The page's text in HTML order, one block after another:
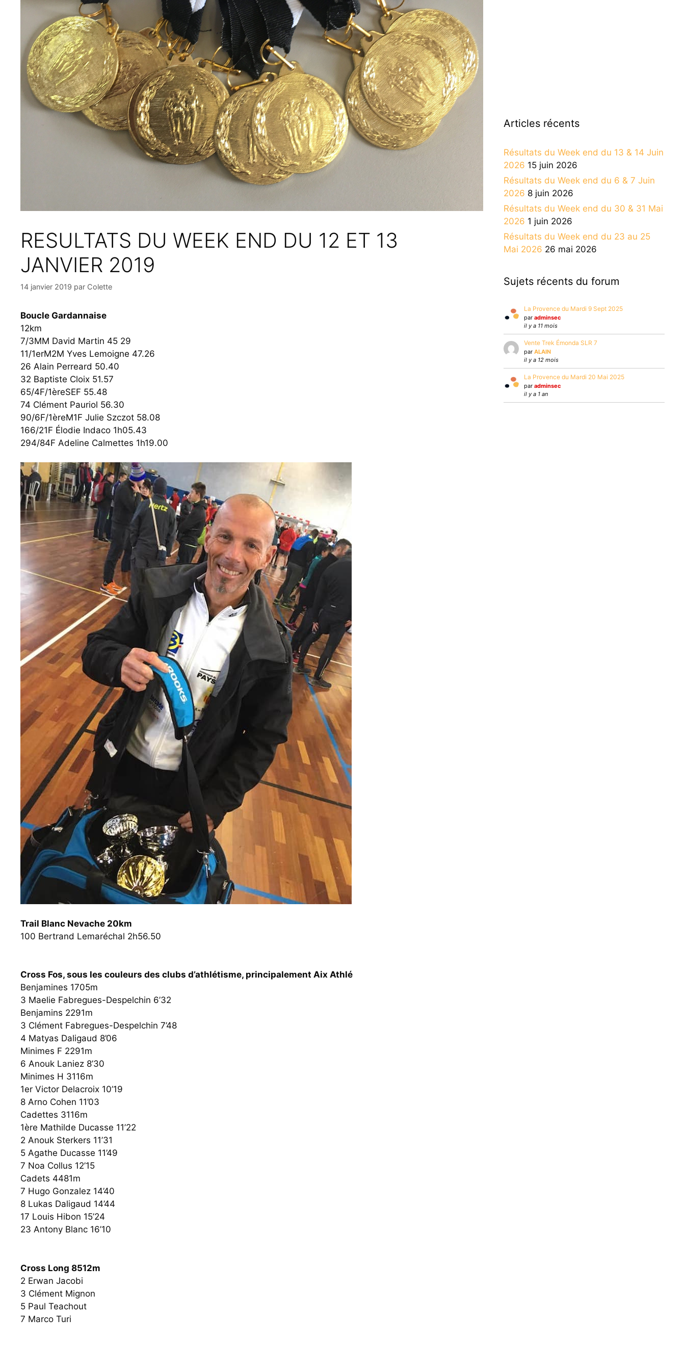
RESULTATS DU WEEK END DU 12 ET 13
JANVIER 2019
14 janvier 2019 par Colette
Boucle Gardannaise
12km
7/3MM David Martin 45 29
11/1erM2M Yves Lemoigne 47.26
26 Alain Perreard 50.40
32 Baptiste Cloix 51.57
65/4F/1èreSEF 55.48
74 Clément Pauriol 56.30
90/6F/1èreM1F Julie Szczot 58.08
166/21F Élodie Indaco 1h05.43
294/84F Adeline Calmettes 1h19.00
Trail Blanc Nevache 20km
100 Bertrand Lemaréchal 2h56.50
Cross Fos, sous les couleurs des clubs d’athlétisme, principalement Aix Athlé
Benjamines 1705m
3 Maelie Fabregues-Despelchin 6’32
Benjamins 2291m
3 Clément Fabregues-Despelchin 7’48
4 Matyas Daligaud 8’06
Minimes F 2291m
6 Anouk Laniez 8’30
Minimes H 3116m
1er Victor Delacroix 10’19
8 Arno Cohen 11’03
Cadettes 3116m
1ère Mathilde Ducasse 11’22
2 Anouk Sterkers 11’31
5 Agathe Ducasse 11’49
7 Noa Collus 12’15
Cadets 4481m
7 Hugo Gonzalez 14’40
8 Lukas Daligaud 14’44
17 Louis Hibon 15’24
23 Antony Blanc 16’10
Cross Long 8512m
2 Erwan Jacobi
3 Clément Mignon
5 Paul Teachout
7 Marco Turi
Articles récents
Résultats du Week end du 13 & 14 Juin
2026 15 juin 2026
Résultats du Week end du 6 & 7 Juin
2026 8 juin 2026
Résultats du Week end du 30 & 31 Mai
2026 1 juin 2026
Résultats du Week end du 23 au 25
Mai 2026 26 mai 2026
Sujets récents du forum
La Provence du Mardi 9 Sept 2025
par adminsec
il y a 11 mois
Vente Trek Émonda SLR 7
par ALAIN
il y a 12 mois
La Provence du Mardi 20 Mai 2025
par adminsec
il y a 1 an